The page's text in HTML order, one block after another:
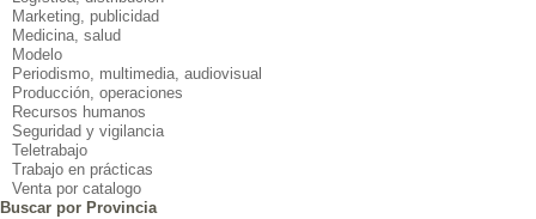
Marketing, publicidad
Medicina, salud
Modelo
Periodismo, multimedia, audiovisual
Producción, operaciones
Recursos humanos
Seguridad y vigilancia
Teletrabajo
Trabajo en prácticas
Venta por catalogo
Buscar por Provincia